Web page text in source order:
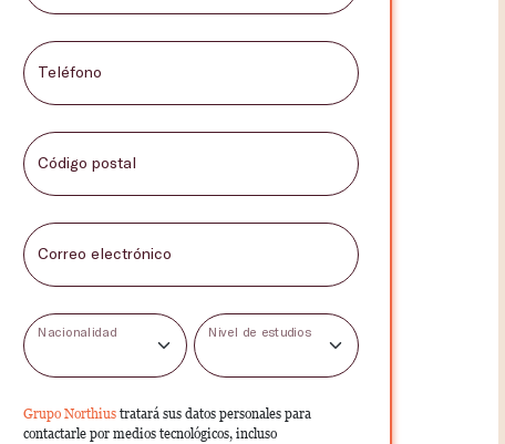
Teléfono
Código postal
Correo electrónico
Nacionalidad Nivel de estudios
Grupo Northius tratará sus datos personales para
contactarle por medios tecnológicos, incluso